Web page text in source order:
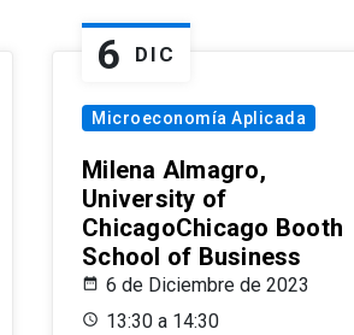
6 DIC
Microeconomía Aplicada
Milena Almagro,
University of
ChicagoChicago Booth
School of Business
6 de Diciembre de 2023
13:30 a 14:30